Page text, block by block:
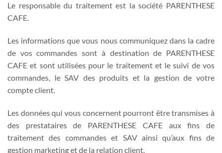
Le responsable du traitement est la société PARENTHESE
CAFE.
Les informations que vous nous communiquez dans la cadre
de vos commandes sont à destination de PARENTHESE
CAFE et sont utilisées pour le traitement et le suivi de vos
commandes, le SAV des produits et la gestion de votre
compte client.
Les données qui vous concernent pourront être transmises à
des prestataires de PARENTHESE CAFE aux fins de
traitement des commandes et SAV ainsi qu’aux fins de
gestion marketing et de la relation client.